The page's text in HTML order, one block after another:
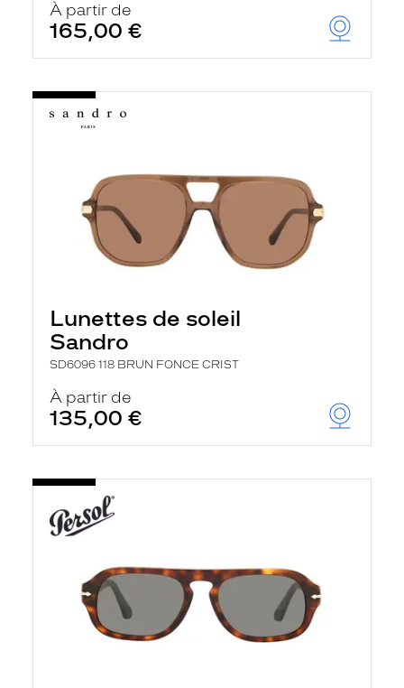
À partir de
165,00 €
Lunettes de soleil
Sandro
SD6096 118 BRUN FONCE CRIST
À partir de
135,00 €